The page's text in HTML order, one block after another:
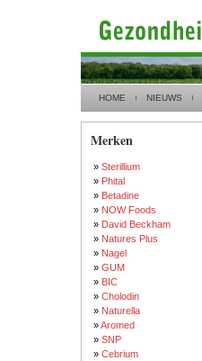
HOME NIEUWS
Merken
» Sterillium
» Phital
» Betadine
» NOW Foods
» David Beckham
» Natures Plus
» Nagel
» GUM
» BIC
» Cholodin
» Naturella
»Aromed
» SNP
» Cebrium